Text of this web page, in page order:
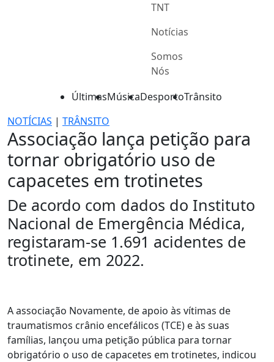
TNT
Notícias
Somos
Nós
ÚltimasMúsicaDesportoTrânsito
NOTÍCIAS | TRÂNSITO
Associação lança petição para
tornar obrigatório uso de
capacetes em trotinetes
De acordo com dados do Instituto
Nacional de Emergência Médica,
registaram-se 1.691 acidentes de
trotinete, em 2022.
A associação Novamente, de apoio às vítimas de
traumatismos crânio encefálicos (TCE) e às suas
famílias, lançou uma petição pública para tornar
obrigatório o uso de capacetes em trotinetes, indicou